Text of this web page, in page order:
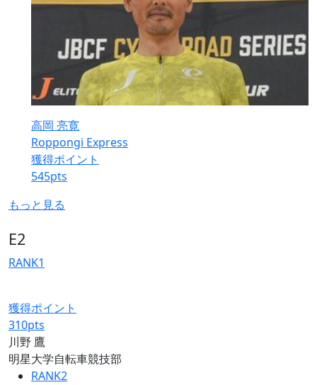
高岡 亮寛
Roppongi Express
獲得ポイント
545pts
もっと見る
E2
RANK1
獲得ポイント
310pts
川野 鷹
明星大学自転車競技部
RANK2